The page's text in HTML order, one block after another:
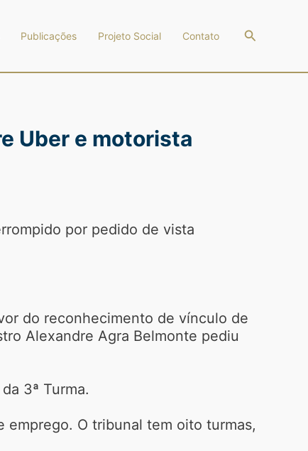
Publicações Projeto Social Contato Pesquisar
Uber e motorista
por pedido de vista
do reconhecimento de vínculo de
Alexandre Agra Belmonte pediu
3ª Turma.
emprego. O tribunal tem oito turmas,